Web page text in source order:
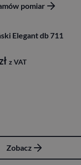
pomiar
Elegant db 711
zł z VAT
Zobacz